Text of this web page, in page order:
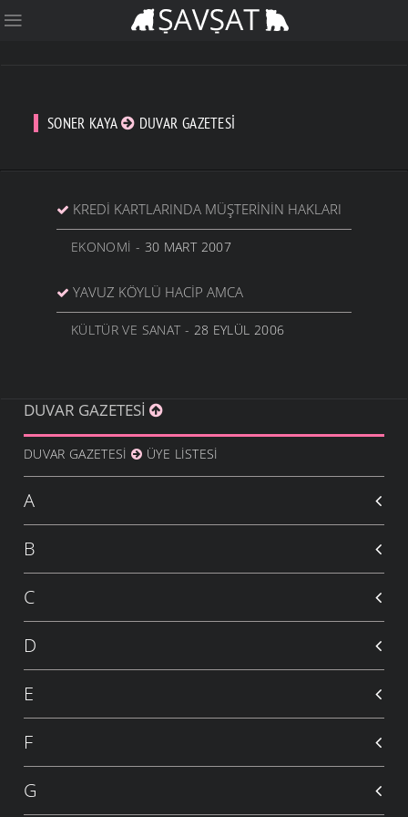
SONER KAYA DUVAR GAZETESI
KREDI KARTLARINDA MÜŞTERININ HAKLARI
EKONOMI - 30 MART 2007
YAVUZ KÖYLÜ HACIP AMCA
KÜLTÜR VE SANAT- 28 EYLÜL 2006
DUVAR GAZETESI
DUVAR GAZETESI ÜYE LISTESI
A
B
C
D
E
F
G